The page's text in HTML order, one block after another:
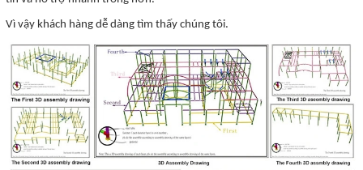
Vì vậy khách hàng dễ dàng tìm thấy chúng tôi.